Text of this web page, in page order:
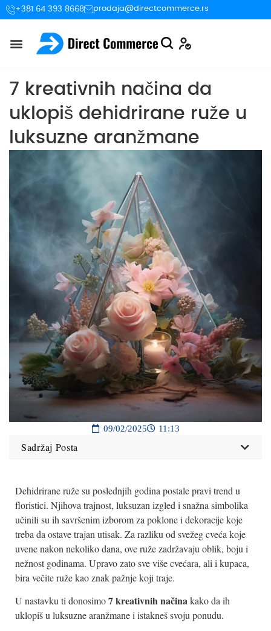
+381 64 393 8668 prodaja@directcommerce.rs
7 kreativnih načina da
uklopiš dehidrirane ruže u
luksuzne aranžmane
09/02/2025 11:13
Sadržaj Posta
Dehidrirane ruže su poslednjih godina postale pravi trend u
floristici. Njihova trajnost, luksuzan izgled i snažna simbolika
učinili su ih savršenim izborom za poklone i dekoracije koje
treba da ostave trajan utisak. Za razliku od svežeg cveća koje
uvene nakon nekoliko dana, ove ruže zadržavaju oblik, boju i
nežnost godinama. Upravo zato sve više cvećara, ali i kupaca,
bira večite ruže kao znak pažnje koji traje.
U nastavku ti donosimo7 kreativnih načinakako da ih
uklopiš u luksuzne aranžmane i istakneš svoju ponudu.